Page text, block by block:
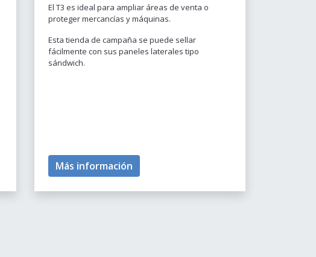
El T3 es ideal para ampliar áreas de venta o
proteger mercancías y máquinas.
Esta tienda de campaña se puede sellar
fácilmente con sus paneles laterales tipo
sándwich.
Más información